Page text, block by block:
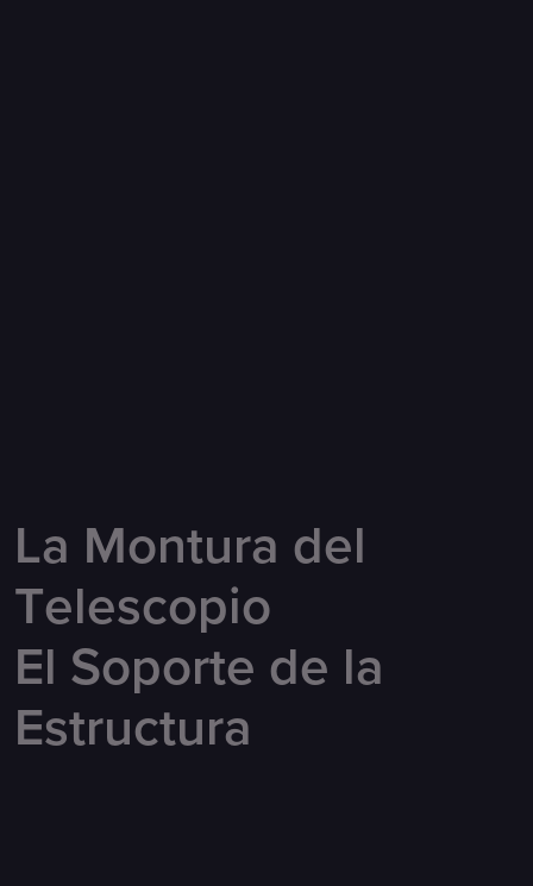
La Montura del
Telescopio
El Soporte de la
Estructura